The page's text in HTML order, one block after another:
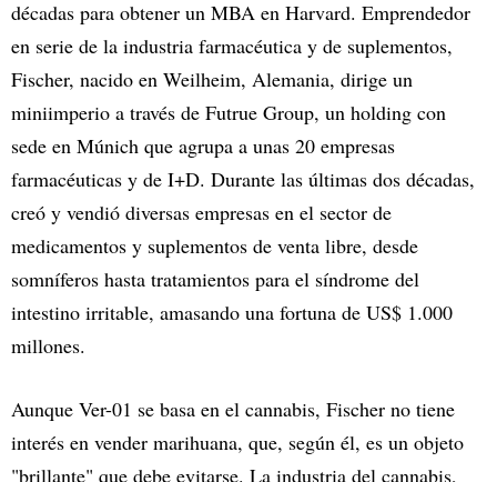
décadas para obtener un MBA en Harvard. Emprendedor
en serie de la industria farmacéutica y de suplementos,
Fischer, nacido en Weilheim, Alemania, dirige un
miniimperio a través de Futrue Group, un holding con
sede en Múnich que agrupa a unas 20 empresas
farmacéuticas y de I+D. Durante las últimas dos décadas,
creó y vendió diversas empresas en el sector de
medicamentos y suplementos de venta libre, desde
somníferos hasta tratamientos para el síndrome del
intestino irritable, amasando una fortuna de US$ 1.000
millones.
Aunque Ver-01 se basa en el cannabis, Fischer no tiene
interés en vender marihuana, que, según él, es un objeto
"brillante" que debe evitarse. La industria del cannabis,